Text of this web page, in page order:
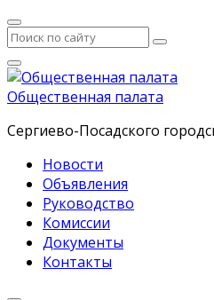
Общественная палата
Сергиево-Посадского
Новости
Объявления
Руководство
Комиссии
Документы
Контакты